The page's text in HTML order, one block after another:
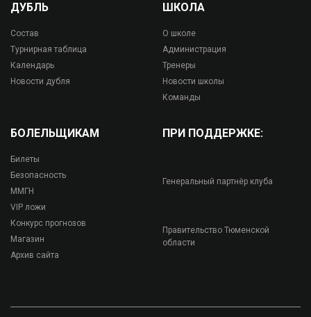
ДУБЛЬ
Состав
Турнирная таблица
Календарь
Новости дубля
ШКОЛА
О школе
Администрация
Тренеры
Новости школы
Команды
БОЛЕЛЬЩИКАМ
Билеты
Безопасность
ММГН
VIP ложи
Конкурс прогнозов
Магазин
Архив сайта
ПРИ ПОДДЕРЖКЕ:
Генеральный партнёр клуба
Правительство Тюменской
области